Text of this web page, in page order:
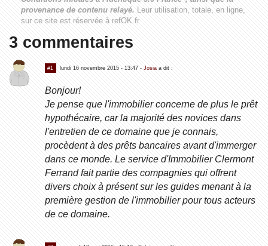
provenance de contenu relayé. Leur utilisation, totale, en ligne,
sur ce site est réservée à refOK.fr
3 commentaires
#1 lundi 16 novembre 2015 - 13:47- Josiaa dit :
Bonjour!
Je pense que l'immobilier concerne de plus le prêt
hypothécaire, car la majorité des novices dans
l'entretien de ce domaine que je connais,
procèdent à des prêts bancaires avant d'immerger
dans ce monde. Le service d'Immobilier Clermont
Ferrand fait partie des compagnies qui offrent
divers choix à présent sur les guides menant à la
première gestion de l'immobilier pour tous acteurs
de ce domaine.